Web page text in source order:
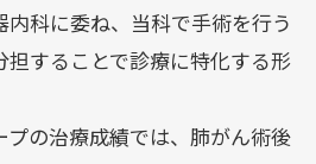
科に委ね、当科で手術を行う
担することで診療に特化する形
プの治療成績では、肺がん術後